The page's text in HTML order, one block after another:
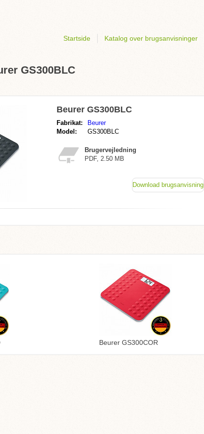
Startside Katalog over brugsanvisninger
GS300BLC
Beurer GS300BLC
Fabrikat:
Beurer
Model:
GS300BLC
Brugervejledning
PDF, 2.50 MB
Download brugsanvisning
Beurer GS300COR